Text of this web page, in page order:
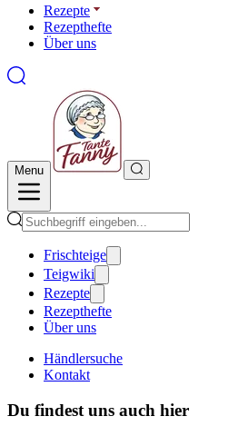
Rezepte
Rezepthefte
Über uns
Menu
Frischteige
Teigwiki
Rezepte
Rezepthefte
Über uns
Händlersuche
Kontakt
Du findest uns auch hier